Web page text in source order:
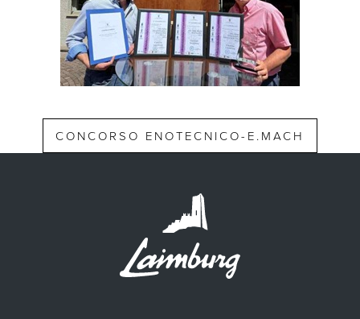
CONCORSO ENOTECNICO-E.MACH